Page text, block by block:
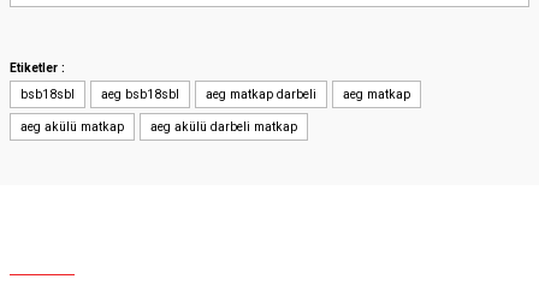
Yorum Yaz
Etiketler :
bsb18sbl
aeg bsb18sbl aeg matkap darbeli aeg matkap
aeg akülü matkap aeg akülü darbeli matkap